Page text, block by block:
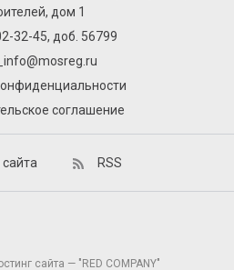
дом 1
32-45, доб. 56799
соглашение
сайта RSS
сайта — "RED COMPANY"